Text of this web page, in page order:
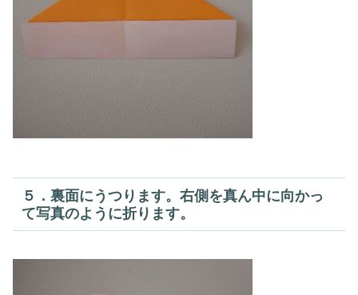
５．裏面にうつります。右側を真ん中に向かっ
て写真のように折ります。